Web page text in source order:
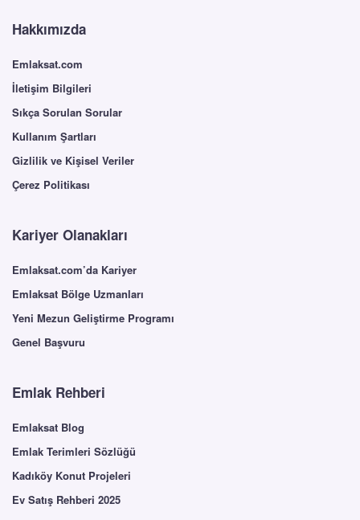
Hakkımızda
Emlaksat.com
İletişim Bilgileri
Sıkça Sorulan Sorular
Kullanım Şartları
Gizlilik ve Kişisel Veriler
Çerez Politikası
Kariyer Olanakları
Emlaksat.com’da Kariyer
Emlaksat Bölge Uzmanları
Yeni Mezun Geliştirme Programı
Genel Başvuru
Emlak Rehberi
Emlaksat Blog
Emlak Terimleri Sözlüğü
Kadıköy Konut Projeleri
Ev Satış Rehberi 2025